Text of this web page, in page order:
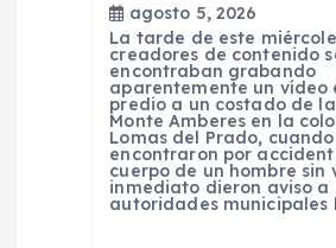
agosto 5, 2026
La tarde de este
creadores de contenido
encontraban grabando
aparentemente un vídeo
predio a un costado de
Monte Amberes en la
Lomas del Prado, cuando
encontraron por
cuerpo de un hombre sin
inmediato dieron aviso a
autoridades municipales